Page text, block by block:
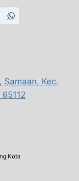
Samaan, Kec.
Kota